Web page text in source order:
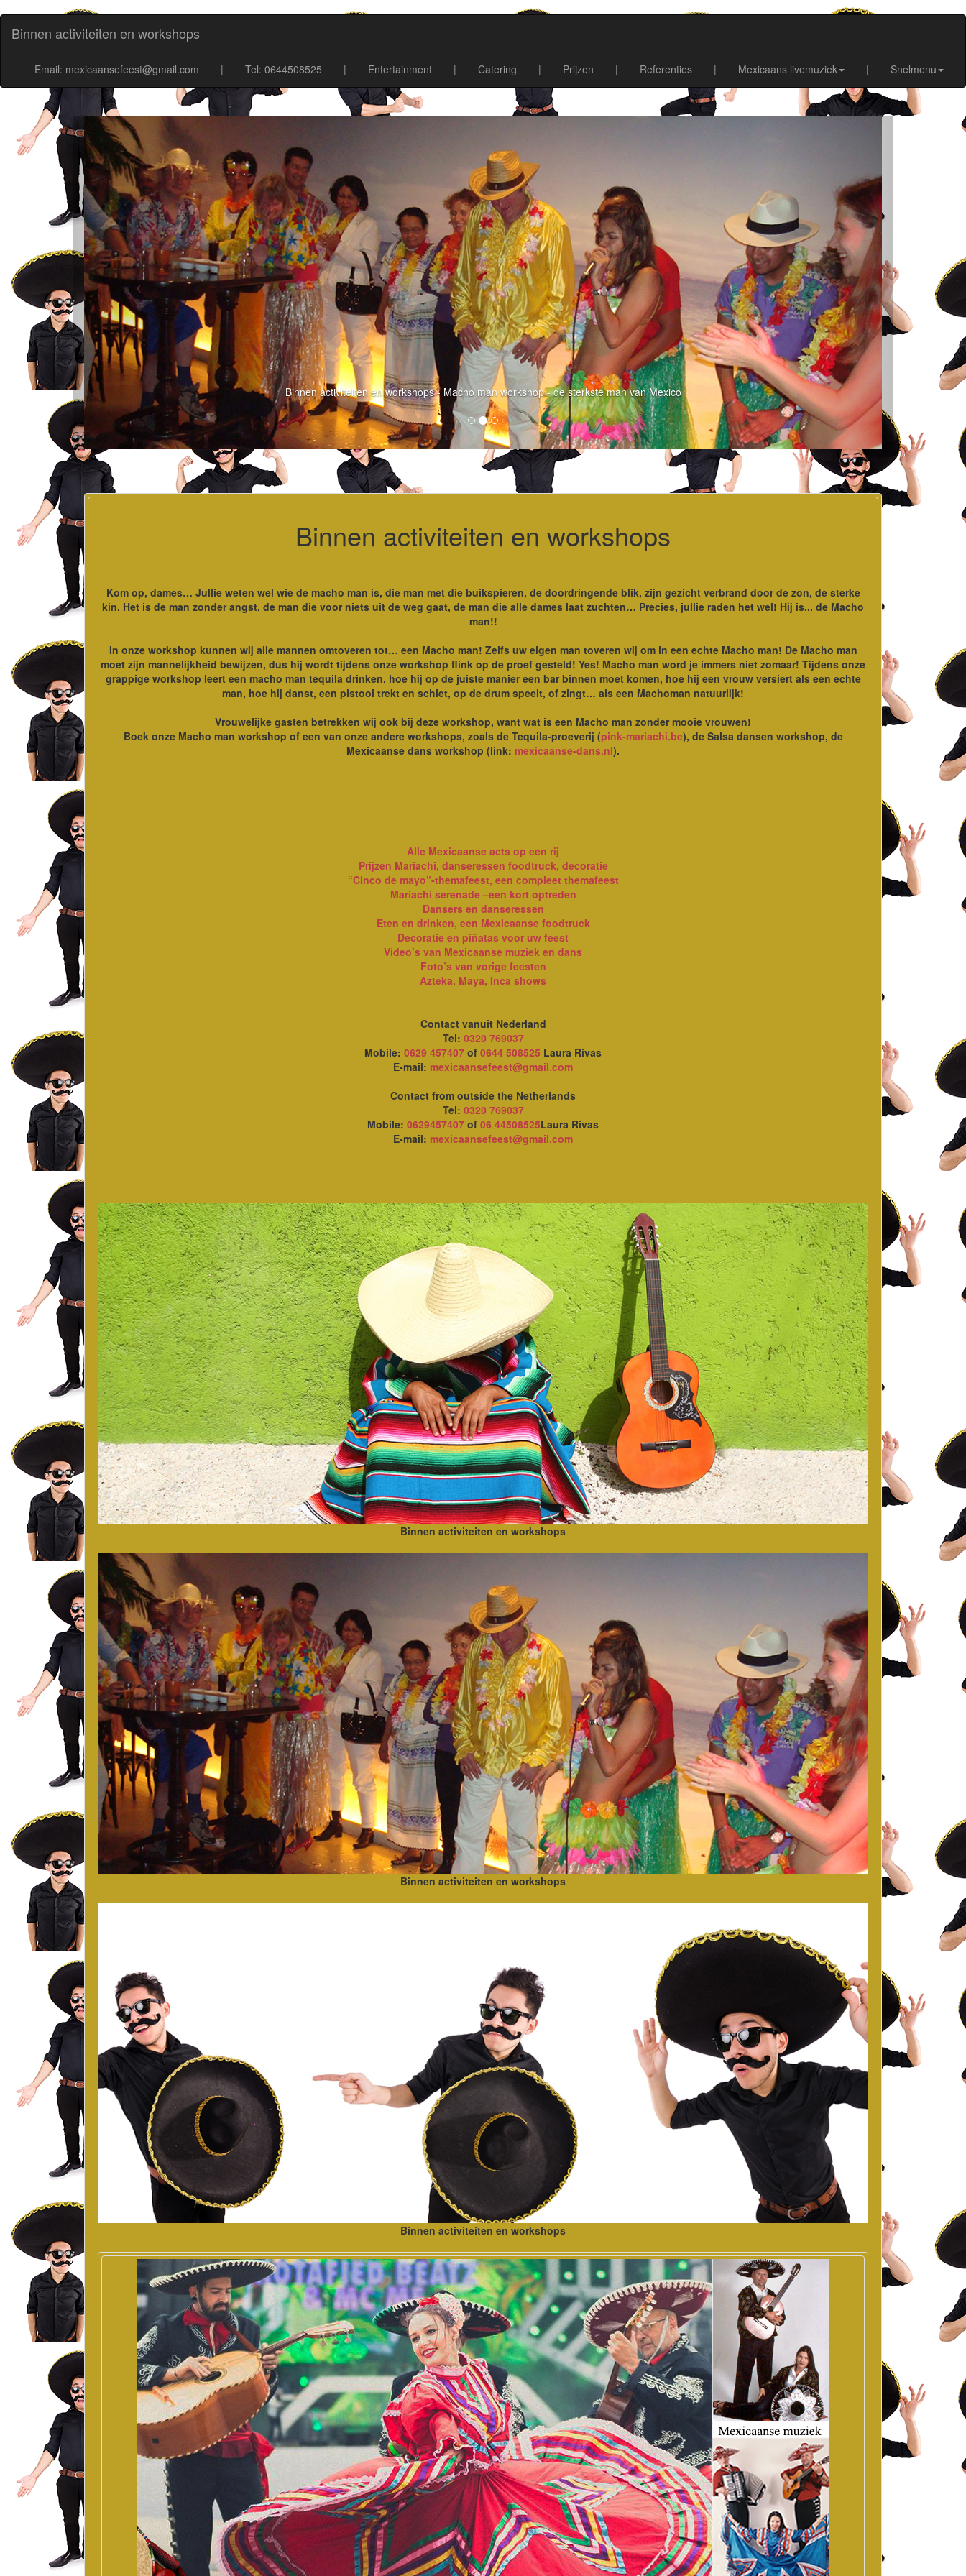
Binnen activiteiten en workshops
Email: mexicaansefeest@gmail.com | Tel: 0644508525 | Entertainment | Catering | Prijzen | Referenties | Mexicaans livemuziek | Snelmenu
Binnen activiteiten en workshops - Macho man workshop - de sterkste man van Mexico
Binnen activiteiten en workshops
Kom op, dames… Jullie weten wel wie de macho man is, die man met die buikspieren, de doordringende blik, zijn gezicht verbrand door de zon, de sterke
kin. Het is de man zonder angst, de man die voor niets uit de weg gaat, de man die alle dames laat zuchten… Precies, jullie raden het wel! Hij is... de Macho
man!!
In onze workshop kunnen wij alle mannen omtoveren tot… een Macho man! Zelfs uw eigen man toveren wij om in een echte Macho man! De Macho man
moet zijn mannelijkheid bewijzen, dus hij wordt tijdens onze workshop flink op de proef gesteld! Yes! Macho man word je immers niet zomaar! Tijdens onze
grappige workshop leert een macho man tequila drinken, hoe hij op de juiste manier een bar binnen moet komen, hoe hij een vrouw versiert als een echte
man, hoe hij danst, een pistool trekt en schiet, op de drum speelt, of zingt… als een Machoman natuurlijk!
Vrouwelijke gasten betrekken wij ook bij deze workshop, want wat is een Macho man zonder mooie vrouwen!
Boek onze Macho man workshop of een van onze andere workshops, zoals de Tequila-proeverij (pink-mariachi.be), de Salsa dansen workshop, de
Mexicaanse dans workshop (link: mexicaanse-dans.nl).
Alle Mexicaanse acts op een rij
Prijzen Mariachi, danseressen foodtruck, decoratie
“Cinco de mayo”-themafeest, een compleet themafeest
Mariachi serenade –een kort optreden
Dansers en danseressen
Eten en drinken, een Mexicaanse foodtruck
Decoratie en piñatas voor uw feest
Video’s van Mexicaanse muziek en dans
Foto’s van vorige feesten
Azteka, Maya, Inca shows
Contact vanuit Nederland
Tel: 0320 769037
Mobile: 0629 457407 of 0644 508525 Laura Rivas
E-mail: mexicaansefeest@gmail.com
Contact from outside the Netherlands
Tel: 0320 769037
Mobile: 0629457407 of 06 44508525Laura Rivas
E-mail: mexicaansefeest@gmail.com
Binnen activiteiten en workshops
Binnen activiteiten en workshops
Binnen activiteiten en workshops